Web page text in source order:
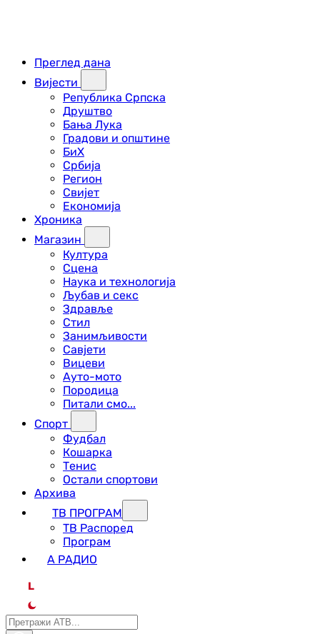
Преглед дана
Вијести
Република Српска
Друштво
Бања Лука
Градови и општине
БиХ
Србија
Регион
Свијет
Економија
Хроника
Магазин
Култура
Сцена
Наука и технологија
Љубав и секс
Здравље
Стил
Занимљивости
Савјети
Вицеви
Ауто-мото
Породица
Питали смо...
Спорт
Фудбал
Кошарка
Тенис
Остали спортови
Архива
ТВ ПРОГРАМ
ТВ Распоред
Програм
А РАДИО
L